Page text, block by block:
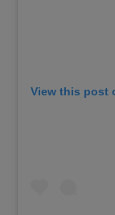
View this post